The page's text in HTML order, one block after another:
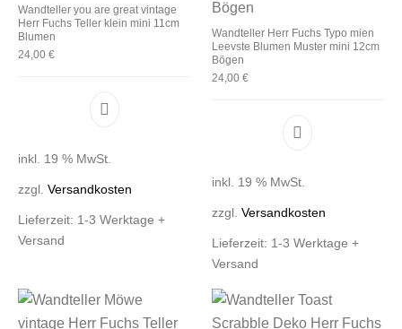
Wandteller you are great vintage
Herr Fuchs Teller klein mini 11cm
Blumen
24,00€
inkl. 19 % MwSt.
zzgl.Versandkosten
Lieferzeit: 1-3 Werktage +
Versand
Wandteller Herr Fuchs Typo mien
Leevste Blumen Muster mini 12cm
Bögen
24,00 €
inkl. 19 % MwSt.
zzgl. Versandkosten
Lieferzeit: 1-3 Werktage +
Versand